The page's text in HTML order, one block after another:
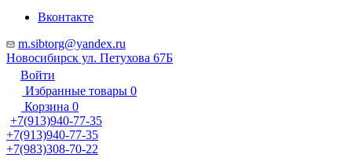
Вконтакте
m.sibtorg@yandex.ru
Новосибирск ул. Петухова 67Б
Войти
Избранные товары 0
Корзина 0
+7(913)940-77-35
+7(913)940-77-35
+7(983)308-70-22